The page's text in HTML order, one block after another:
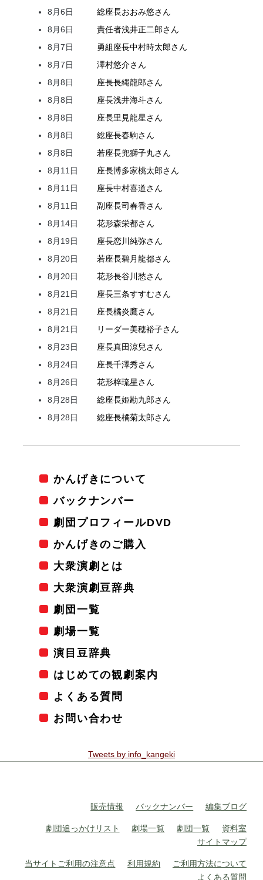
8月6日
総座長おおみ悠さん
8月6日
責任者浅井正二郎さん
8月7日
勇組座長中村時太郎さん
8月7日
澤村悠介さん
8月8日
座長長縄龍郎さん
8月8日
座長浅井海斗さん
8月8日
座長里見龍星さん
8月8日
総座長春駒さん
8月8日
若座長兜獅子丸さん
8月11日
座長博多家桃太郎さん
8月11日
座長中村喜道さん
8月11日
副座長司春香さん
8月14日
花形森栄都さん
8月19日
座長恋川純弥さん
8月20日
若座長碧月龍都さん
8月20日
花形長谷川愁さん
8月21日
座長三条すすむさん
8月21日
座長橘炎鷹さん
8月21日
リーダー美穂裕子さん
8月23日
座長真田涼兒さん
8月24日
座長千澤秀さん
8月26日
花形梓琉星さん
8月28日
総座長姫勘九郎さん
8月28日
総座長橘菊太郎さん
かんげきについて
バックナンバー
劇団プロフィールDVD
かんげきのご購入
大衆演劇とは
大衆演劇豆辞典
劇団一覧
劇場一覧
演目豆辞典
はじめての観劇案内
よくある質問
お問い合わせ
Tweets by info_kangeki
販売情報 バックナンバー 編集ブログ
劇団追っかけリスト 劇場一覧 劇団一覧
資料室
サイトマップ
当サイトご利用の注意点 利用規約
ご利用方法について
よくある質問